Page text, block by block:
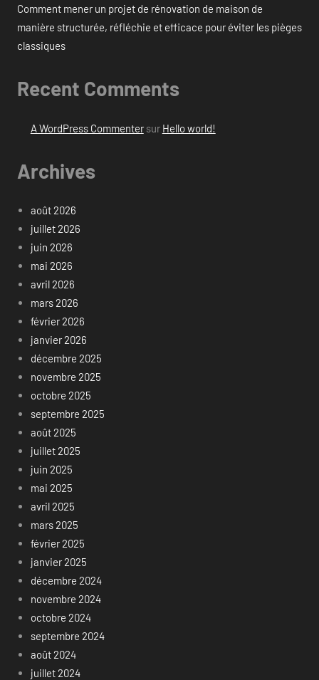
Comment mener un projet de rénovation de maison de
manière structurée, réfléchie et efficace pour éviter les pièges
classiques
Recent Comments
A WordPress Commentersur Hello world!
Archives
août 2026
juillet 2026
juin 2026
mai 2026
avril 2026
mars 2026
février 2026
janvier 2026
décembre 2025
novembre 2025
octobre 2025
septembre 2025
août 2025
juillet 2025
juin 2025
mai 2025
avril 2025
mars 2025
février 2025
janvier 2025
décembre 2024
novembre 2024
octobre 2024
septembre 2024
août 2024
juillet 2024